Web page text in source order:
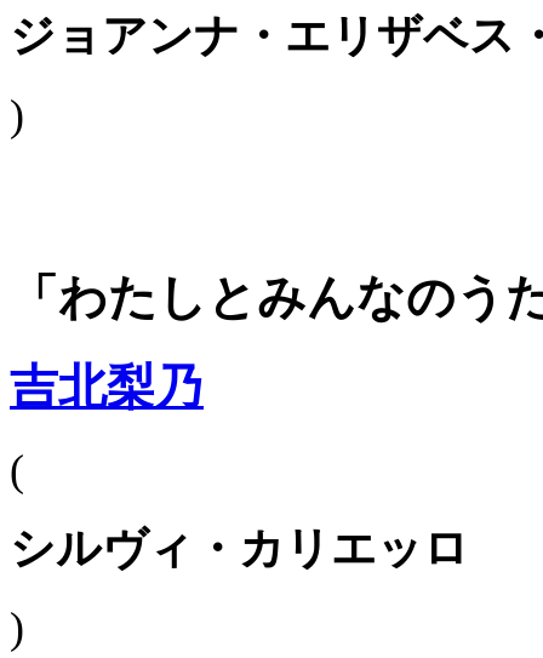
ジョアンナ・エリザベス
)
「わたしとみんなのう
吉北梨乃
(
シルヴィ・カリエッロ
)